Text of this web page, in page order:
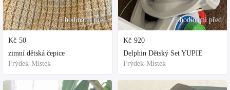
5 hodinami před
Kč 50
zimní dětská čepice
Frýdek-Místek
5 hodinami před
Kč 920
Delphin Dětský Set YUPIE
Frýdek-Místek